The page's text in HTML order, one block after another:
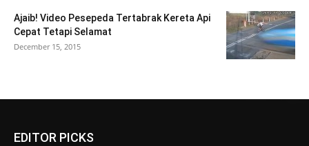
Ajaib! Video Pesepeda Tertabrak Kereta Api
Cepat Tetapi Selamat
December 15, 2015
EDITOR PICKS